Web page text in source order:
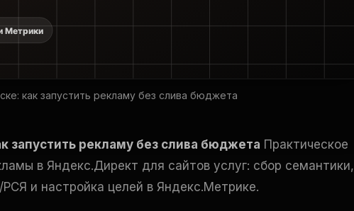
как запустить рекламу без слива бюджета
запустить рекламу без слива бюджета Практическое
в Яндекс.Директ для сайтов услуг: сбор семантики,
и настройка целей в Яндекс.Метрике.